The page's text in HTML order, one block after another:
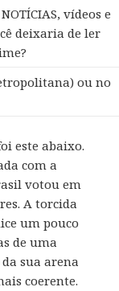
vídeos e
deixaria de ler
ou no
este abaixo.
com a
votou em
A torcida
um pouco
de uma
sua arena
coerente.